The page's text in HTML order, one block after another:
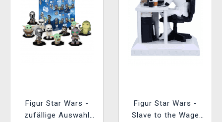
Figur Star Wars -
zufällige Auswahl
Figur Star Wars -
Slave to the Wage